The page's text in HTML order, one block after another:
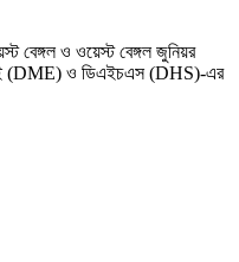
বেঙ্গল ও ওয়েস্ট বেঙ্গল জুনিয়র
(DME) ও ডিএইচএস (DHS)-এর